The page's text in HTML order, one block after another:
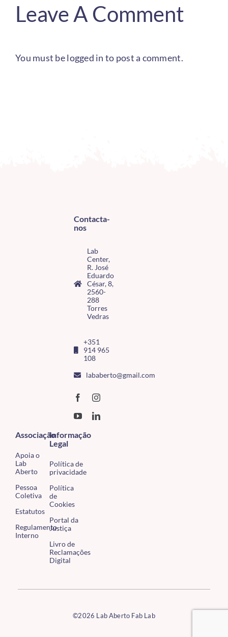
Leave A Comment
You must belogged in to post a comment.
Contacta-
nos
Lab
Center,
R. José
Eduardo
César, 8,
2560-
288
Torres
Vedras
+351
914 965
108
lababerto@gmail.com
Associação
Apoia o
Lab
Aberto
Pessoa
Coletiva
Estatutos
Regulamento
Interno
Informação
Legal
Política de
privacidade
Política
de
Cookies
Portal da
Justiça
Livro de
Reclamações
Digital
©2026 Lab Aberto Fab Lab